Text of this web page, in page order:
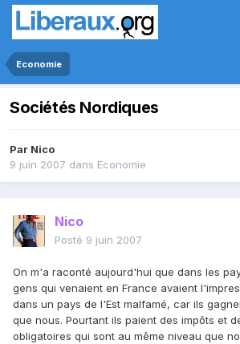
Economie
Sociétés Nordiques
Par Nico
9 juin 2007 dans Economie
Nico
Posté 9 juin 2007
On m'a raconté aujourd'hui que dans les
gens qui venaient en France avaient
dans un pays de l'Est malfamé, car ils
que nous. Pourtant ils paient des impôts et
obligatoires qui sont au même niveau que